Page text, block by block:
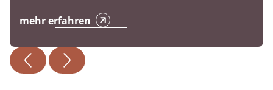
mehr erfahren